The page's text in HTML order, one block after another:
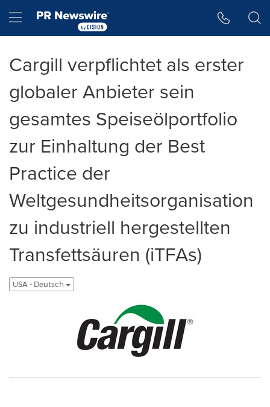
Hamburger menu
Cargill verpflichtet als erster
globaler Anbieter sein
gesamtes Speiseölportfolio
zur Einhaltung der Best
Practice der
Weltgesundheitsorganisation
zu industriell hergestellten
Transfettsäuren (iTFAs)
USA - Deutsch